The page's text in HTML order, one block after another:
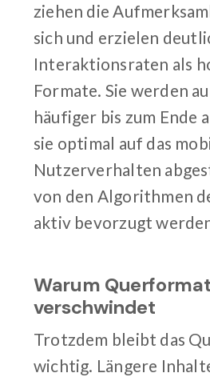
ziehen die
sich und erzielen
Interaktionsraten als
Formate. Sie werden
häufiger bis zum Ende
sie optimal auf das
Nutzerverhalten
von den Algorithmen
aktiv bevorzugt
Warum
verschwindet
Trotzdem bleibt das
wichtig. Längere